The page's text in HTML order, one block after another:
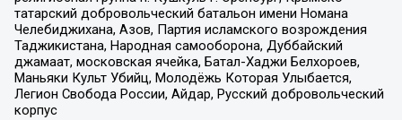
татарский добровольческий батальон имени Номана
Челебиджихана, Азов, Партия исламского возрождения
Таджикистана, Народная самооборона, Дуббайский
джамаат, московская ячейка, Батал-Хаджи Белхороев,
Маньяки Культ Убийц, Молодёжь Которая Улыбается,
Легион Свобода России, Айдар, Русский добровольческий
корпус